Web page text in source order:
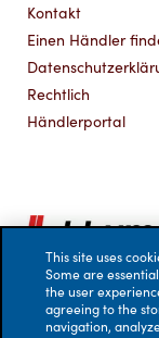
Kontakt
Einen Händler
Rechtlich
Händlerportal
This site uses
Some are
the user
agreeing to the
navigation,